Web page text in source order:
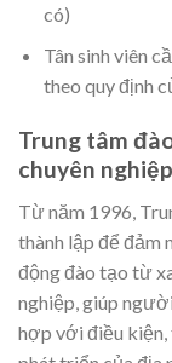
có)
Tân sinh viên
theo quy định
Trung tâm
chuyên nghiệp
Từ năm 1996,
thành lập để đảm
động đào tạo từ
nghiệp, giúp
hợp với điều kiện,